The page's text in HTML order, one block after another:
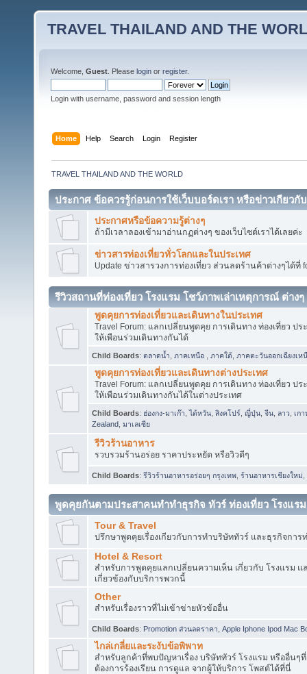
TRAVEL THAILAND AND THE
Welcome, Guest . Please login or register.
Login with username, password and session length
Home Help Search Login Register
TRAVEL THAILAND AND THE WORLD
ประกาศ ข้อควรรู้ก่อนการใช้เว็บบอร์ดเรา หรือข่าวเกียวกั
ประกาศหรือข้อความรู้ต่างๆ
ถ้ามีเวลาลองเข้ามาอ่านกฏต่างๆ ของเว็บไซต์เราได้เลยค่ะ
ข่าวสารท่องเที่ยวทั่วโลกและในประเทศ
Update ข่าวสารวงการท่องเที่ยว ส่วนลดร้านค้าต่างๆได้ที่
รีวิวสถานที่ท่องเที่ยว โรงแรม โชว์ภาพเล่าเหตุการณ์ ต่างๆ
พูดคุยการท่องเที่ยวและเดินทางในประเทศ
Travel Forum: แลกเปลี่ยนพูดคุย การเดินทาง ท่องเที่ยว ป
ให้เพือนร่วมเดินทางกันได้
Child Boards: ตลาดน้ำ ภาคเหนือ ภาคใต้ ภาคตะวันออกเฉียงเห
พูดคุยการท่องเที่ยวและเดินทางต่างประเทศ
Travel Forum: แลกเปลี่ยนพูดคุย การเดินทาง ท่องเที่ยว ป
ให้เพือนร่วมเดินทางกันได้ในต่างประเทศ
Child Boards: ฮ่องกง-มาเก๊า ,ไต้หวัน สิงคโปร์ ญี่ปุ่น จีน ลาว เก
Zealand มาเลเซีย
รีวิวร้านอาหาร
รวบรวมร้านอร่อย ราคาประหยัด หรือวิวดีๆ
Child Boards: รีวิวร้านอาหารอร่อยๆ กรุงเทพ ร้านอาหารเชียงใหม่
พูดคุยกันตามประสาคนทำทำธุรกิจ ทัวร์ ท่องเที่ยว โรงแรม
Tour & Travel
ปรึกษาพูดคุยเรื่องเกียวกับการทำบริษัททัวร์ และธุรกิจการท่
Hotel & Resort
สำหรับการพูดคุยแลกเปลี่ยนความเห็น เกี่ยวกับ โรงแรม แ
เกี่ยวข้องกับบริการพวกนี้
Other
สำหรับเรื่องราวที่ไม่เข้าข่ายหัวข้ออื่น
Child Boards: Promotion ส่วนลดราคา Apple Iphone Ipod Mac
ไกล่เกลี่ยและระงับข้อพิพาท
สำหรับลูกค้าที่พบปัญหาเรื่อง บริษัททัวร์ โรงแรม หรืออื่นๆที่
ต้องการร้องเรียน การดูแล จากผู้ให้บริการ โพสต์ได้ที่นี่